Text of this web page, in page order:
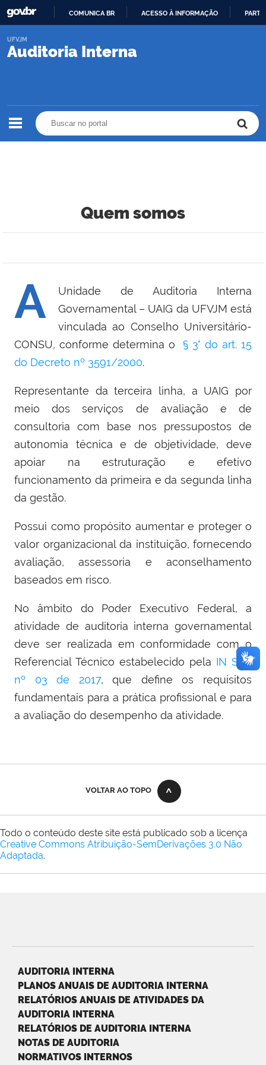
O
COMUNICA BR ACESSO À INFORMAÇÃO
Auditoria Interna
UFVJM
Quem somos
A
Unidade de Auditoria Interna
Governamental – UAIG da UFVJM está
vinculada ao Conselho Universitário-
CONSU, conforme determina o§ 3° do art. 15
do Decreto nº 3591/2000.
Representante da terceira linha, a UAIG por
meio dos serviços de avaliação e de
consultoria com base nos pressupostos de
autonomia técnica e de objetividade, deve
apoiar na estruturação e efetivo
funcionamento da primeira e da segunda linha
da gestão.
Possui como propósito aumentar e proteger o
valor organizacional da instituição, fornecendo
avaliação, assessoria e aconselhamento
baseados em risco.
No âmbito do Poder Executivo Federal, a
atividade de auditoria interna governamental
deve ser realizada em conformidade com o
Referencial Técnico estabelecido pela IN SFC
nº 03 de 2017, que define os requisitos
fundamentais para a prática profissional e para
a avaliação do desempenho da atividade.
VOLTAR AO TOPO
Todo o conteúdo deste site está publicado sob a licença
Creative Commons Atribuição-SemDerivações 3.0 Não
Adaptada.
AUDITORIA INTERNA
PLANOS ANUAIS DE AUDITORIA INTERNA
RELATÓRIOS ANUAIS DE ATIVIDADES DA
AUDITORIA INTERNA
RELATÓRIOS DE AUDITORIA INTERNA
NOTAS DE AUDITORIA
NORMATIVOS INTERNOS